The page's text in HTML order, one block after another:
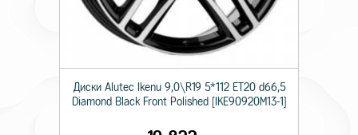
Диски Alutec Ikenu 9,0\R19 5*112 ET20 d66,5
Diamond Black Front Polished [IKE90920M13-1]